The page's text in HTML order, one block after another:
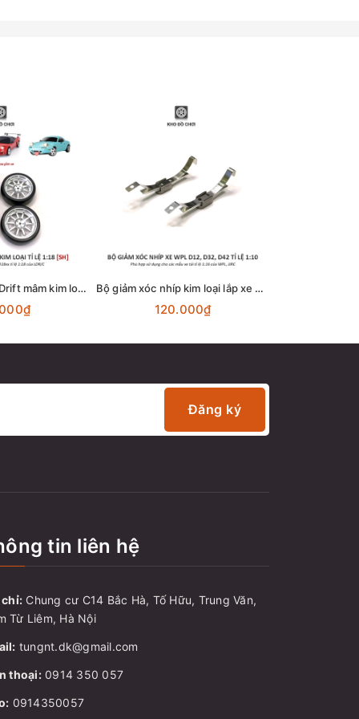
Bộ 4 chiếc bánh Drift mâm kim loại lắp cho xe LD1899 tỉ lệ 1:18 Bộ giảm xóc nhíp kim loại lắp xe WPL D12 tỉ lệ 1:10
120.000₫
Đăng ký
tin liên hệ
Chung cư C14 Bắc Hà, Tố Hữu, Trung Văn,
Từ Liêm, Hà Nội
tungnt.dk@gmail.com
thoại: 0914 350 057
0914350057